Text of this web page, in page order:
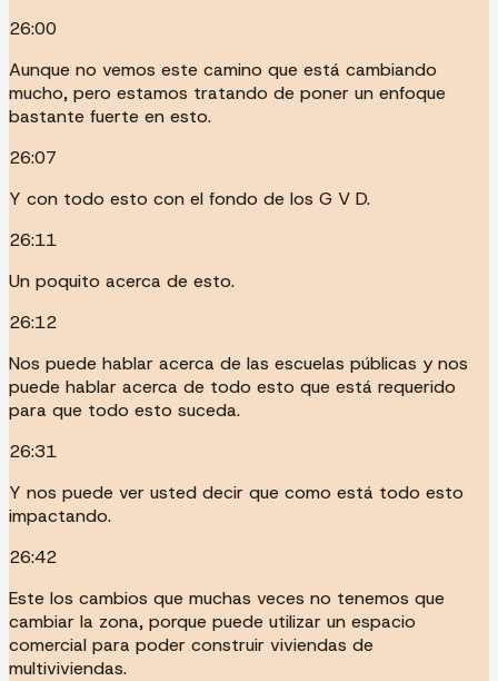
26:00
Aunque no vemos este camino que está cambiando
mucho, pero estamos tratando de poner un enfoque
bastante fuerte en esto.
26:07
Y con todo esto con el fondo de los G V D.
26:11
Un poquito acerca de esto.
26:12
Nos puede hablar acerca de las escuelas públicas y nos
puede hablar acerca de todo esto que está requerido
para que todo esto suceda.
26:31
Y nos puede ver usted decir que como está todo esto
impactando.
26:42
Este los cambios que muchas veces no tenemos que
cambiar la zona, porque puede utilizar un espacio
comercial para poder construir viviendas de
multiviviendas.